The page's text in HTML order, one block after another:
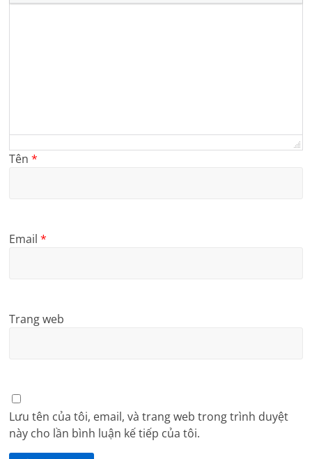
Tên*
Email*
Trang web
Lưu tên của tôi, email, và trang web trong trình duyệt
này cho lần bình luận kế tiếp của tôi.